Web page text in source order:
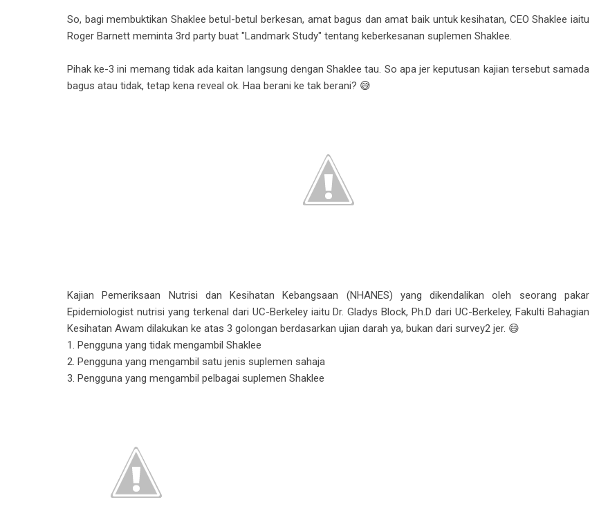
So, bagi membuktikan Shaklee betul-betul berkesan, amat bagus dan amat baik untuk kesihatan, CEO Shaklee iaitu
Roger Barnett meminta 3rd party buat "Landmark Study" tentang keberkesanan suplemen Shaklee.
Pihak ke-3 ini memang tidak ada kaitan langsung dengan Shaklee tau. So apa jer keputusan kajian tersebut samada
bagus atau tidak, tetap kena reveal ok. Haa berani ke tak berani? 😅
Kajian Pemeriksaan Nutrisi dan Kesihatan Kebangsaan (NHANES) yang dikendalikan oleh seorang pakar
Epidemiologist nutrisi yang terkenal dari UC-Berkeley iaitu Dr. Gladys Block, Ph.D dari UC-Berkeley, Fakulti Bahagian
Kesihatan Awam dilakukan ke atas 3 golongan berdasarkan ujian darah ya, bukan dari survey2 jer. 😄
1. Pengguna yang tidak mengambil Shaklee
2. Pengguna yang mengambil satu jenis suplemen sahaja
3. Pengguna yang mengambil pelbagai suplemen Shaklee